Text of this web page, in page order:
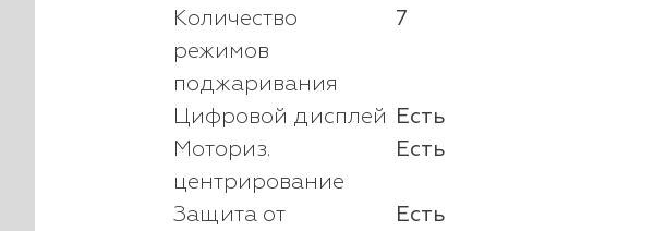
Количество
режимов
поджаривания
7
Цифровой дисплей Есть
Моториз.
центрирование
Есть
Защита от
Есть